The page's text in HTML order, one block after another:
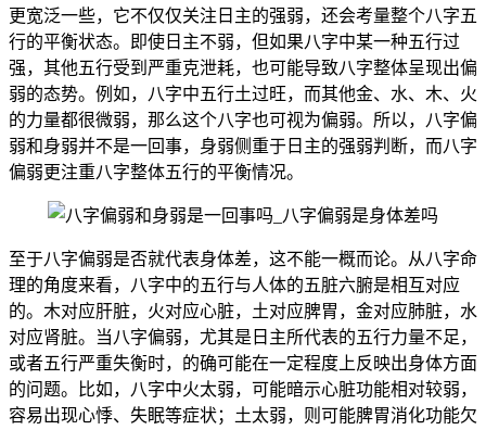
更宽泛一些，它不仅仅关注日主的强弱，还会考量整个八字五
行的平衡状态。即使日主不弱，但如果八字中某一种五行过
强，其他五行受到严重克泄耗，也可能导致八字整体呈现出偏
弱的态势。例如，八字中五行土过旺，而其他金、水、木、火
的力量都很微弱，那么这个八字也可视为偏弱。所以，八字偏
弱和身弱并不是一回事，身弱侧重于日主的强弱判断，而八字
偏弱更注重八字整体五行的平衡情况。
至于八字偏弱是否就代表身体差，这不能一概而论。从八字命
理的角度来看，八字中的五行与人体的五脏六腑是相互对应
的。木对应肝脏，火对应心脏，土对应脾胃，金对应肺脏，水
对应肾脏。当八字偏弱，尤其是日主所代表的五行力量不足，
或者五行严重失衡时，的确可能在一定程度上反映出身体方面
的问题。比如，八字中火太弱，可能暗示心脏功能相对较弱，
容易出现心悸、失眠等症状；土太弱，则可能脾胃消化功能欠